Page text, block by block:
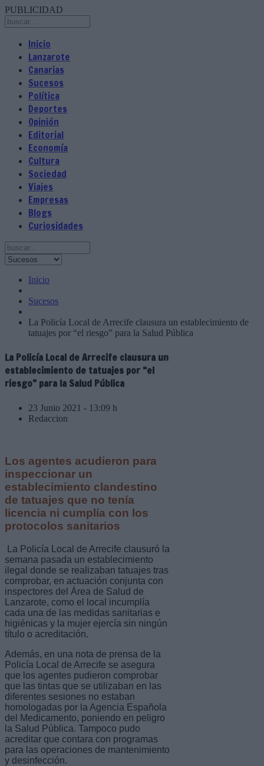
PUBLICIDAD
Inicio
Lanzarote
Canarias
Sucesos
Política
Deportes
Opinión
Editorial
Economía
Cultura
Sociedad
Viajes
Empresas
Blogs
Curiosidades
Inicio
Sucesos
La Policía Local de Arrecife clausura un establecimiento de
tatuajes por “el riesgo” para la Salud Pública
La Policía Local de Arrecife clausura un
establecimiento de tatuajes por “el
riesgo” para la Salud Pública
23 Junio 2021 - 13:09 h
Redaccion
Los agentes acudieron para
inspeccionar un
establecimiento clandestino
de tatuajes que no tenía
licencia ni cumplía con los
protocolos sanitarios
La Policía Local de Arrecife clausuró la
semana pasada un establecimiento
ilegal donde se realizaban tatuajes tras
comprobar, en actuación conjunta con
inspectores del Área de Salud de
Lanzarote, como el local incumplía
cada una de las medidas sanitarias e
higiénicas y la mujer ejercía sin ningún
título o acreditación.
Además, en una nota de prensa de la
Policía Local de Arrecife se asegura
que los agentes pudieron comprobar
que las tintas que se utilizaban en las
diferentes sesiones no estaban
homologadas por la Agencia Española
del Medicamento, poniendo en peligro
la Salud Pública. Tampoco pudo
acreditar que contara con programas
para las operaciones de mantenimiento
y desinfección.